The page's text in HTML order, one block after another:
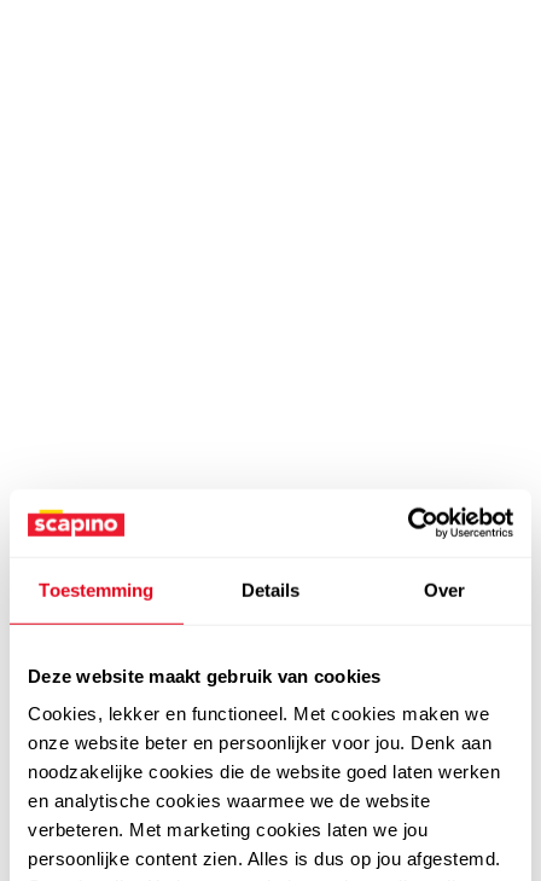
Toestemming Details Over
Deze website maakt gebruik van cookies
Cookies, lekker en functioneel. Met cookies maken we
onze website beter en persoonlijker voor jou. Denk aan
noodzakelijke cookies die de website goed laten werken
en analytische cookies waarmee we de website
verbeteren. Met marketing cookies laten we jou
persoonlijke content zien. Alles is dus op jou afgestemd.